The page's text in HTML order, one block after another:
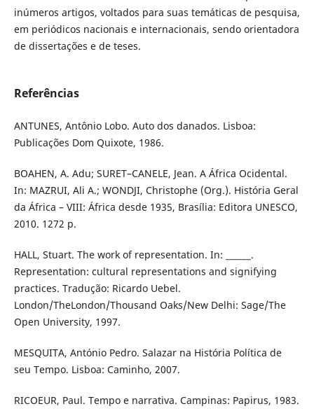
inúmeros artigos, voltados para suas temáticas de pesquisa,
em periódicos nacionais e internacionais, sendo orientadora
de dissertações e de teses.
Referências
ANTUNES, Antônio Lobo. Auto dos danados. Lisboa:
Publicações Dom Quixote, 1986.
BOAHEN, A. Adu; SURET–CANELE, Jean. A África Ocidental.
In: MAZRUI, Ali A.; WONDJI, Christophe (Org.). História Geral
da África – VIII: África desde 1935, Brasília: Editora UNESCO,
2010. 1272 p.
HALL, Stuart. The work of representation. In: ______.
Representation: cultural representations and signifying
practices. Tradução: Ricardo Uebel.
London/TheLondon/Thousand Oaks/New Delhi: Sage/The
Open University, 1997.
MESQUITA, António Pedro. Salazar na História Política de
seu Tempo. Lisboa: Caminho, 2007.
RICOEUR, Paul. Tempo e narrativa. Campinas: Papirus, 1983.